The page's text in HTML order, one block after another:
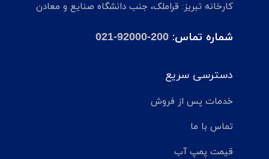
کارخانه تبریز: قراملک، جنب دانشگاه صنایع و معادن
شماره تماس: 021-92000-200
دسترسی سریع
خدمات پس از فروش
تماس با ما
قیمت پمپ آب